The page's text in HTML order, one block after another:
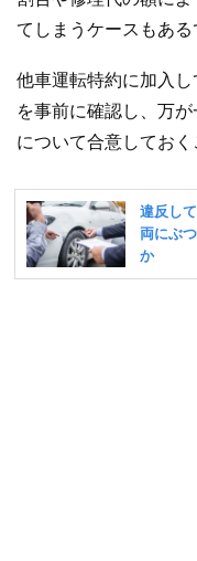
てしまうケースもある
他車運転特約に加入
を事前に確認し、万
について合意しておく